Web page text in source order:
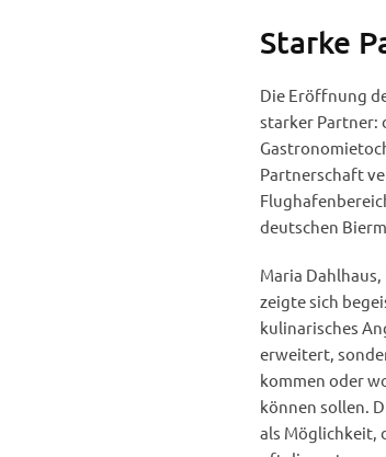
Starke
Die Eröffnung
starker Partner:
Partnerschaft
deutschen
Maria
zeigte sich
kulinarisches
erweitert,
kommen oder
können sollen.
als Möglichkeit,